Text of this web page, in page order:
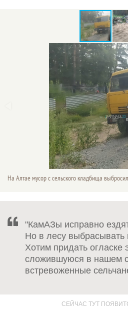
На Алтае мусор с сельского кладбища
"КамАЗы исправно
Но в лесу выбрасывать
Хотим придать огласке
сложившуюся в нашем
встревоженные